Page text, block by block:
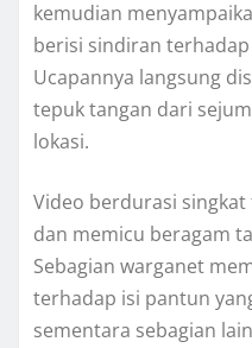
kemudian
berisi sindiran terhadap
Ucapannya langsung
tepuk tangan dari
lokasi.
Video berdurasi
dan memicu beragam
Sebagian warganet
terhadap isi pantun
sementara sebagian